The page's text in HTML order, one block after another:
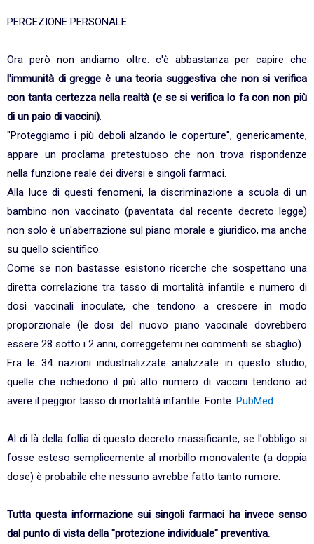
PERCEZIONE PERSONALE
Ora però non andiamo oltre: c'è abbastanza per capire che
l'immunità di gregge è una teoria suggestiva che non si verifica
con tanta certezza nella realtà (e se si verifica lo fa con non più
di un paio di vaccini).
"Proteggiamo i più deboli alzando le coperture", genericamente,
appare un proclama pretestuoso che non trova rispondenze
nella funzione reale dei diversi e singoli farmaci.
Alla luce di questi fenomeni, la discriminazione a scuola di un
bambino non vaccinato (paventata dal recente decreto legge)
non solo è un'aberrazione sul piano morale e giuridico, ma anche
su quello scientifico.
Come se non bastasse esistono ricerche che sospettano una
diretta correlazione tra tasso di mortalità infantile e numero di
dosi vaccinali inoculate, che tendono a crescere in modo
proporzionale (le dosi del nuovo piano vaccinale dovrebbero
essere 28 sotto i 2 anni, correggetemi nei commenti se sbaglio).
Fra le 34 nazioni industrializzate analizzate in questo studio,
quelle che richiedono il più alto numero di vaccini tendono ad
avere il peggior tasso di mortalità infantile. Fonte: PubMed
Al di là della follia di questo decreto massificante, se l'obbligo si
fosse esteso semplicemente al morbillo monovalente (a doppia
dose) è probabile che nessuno avrebbe fatto tanto rumore.
Tutta questa informazione sui singoli farmaci ha invece senso
dal punto di vista della "protezione individuale" preventiva.